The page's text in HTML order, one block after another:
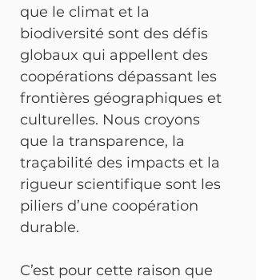
que le climat et la
biodiversité sont des défis
globaux qui appellent des
coopérations dépassant les
frontières géographiques et
culturelles. Nous croyons
que la transparence, la
traçabilité des impacts et la
rigueur scientifique sont les
piliers d’une coopération
durable.
C’est pour cette raison que